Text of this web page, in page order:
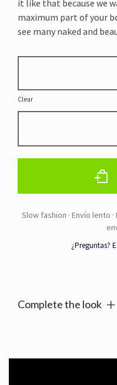
it like that because we
maximum part of your
see many naked and
Clear
BAÑO
BLANCO
¿Preguntas?
Complete the look